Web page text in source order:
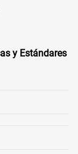
y Estándares